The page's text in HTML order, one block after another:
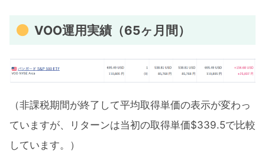
VOO運用実績（65ヶ月間）
（非課税期間が終了して平均取得単価の表示が変わっ
ていますが、リターンは当初の取得単価$339.5で比較
しています。）